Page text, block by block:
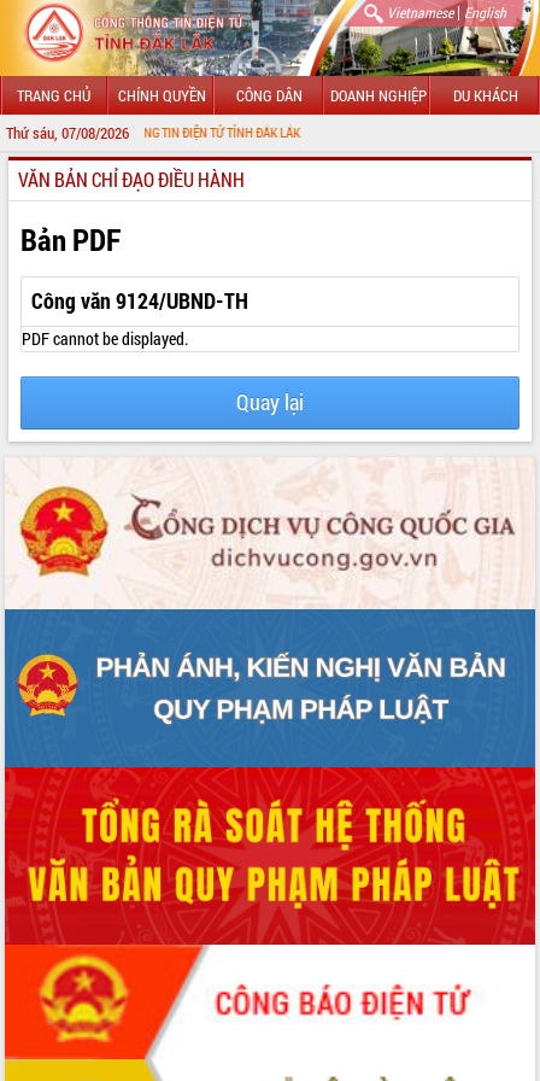
Vietnamese| English
TRANG CHỦ CHÍNH QUYỀN CÔNG DÂN DOANH NGHIỆP DU KHÁCH
Thứ sáu, 07/08/2026
CỔNG THÔNG TIN ĐIỆN TỬ TỈNH ĐẮK LẮK
GIỚI THIỆU
LÃNH ĐẠO UBND TỈNH
TIN TỨC SỰ KIỆN
SỞ, BAN, NGÀNH
UBND CÁC XÃ, PHƯỜNG
THÔNG TIN CHỈ ĐẠO ĐIỀU HÀNH
VĂN BẢN HĐND TỈNH
ĐIỂM TIN VĂN BẢN
VĂN BẢN CHỈ ĐẠO ĐIỀU HÀNH
Bản PDF
Công văn 9124/UBND-TH
PDF cannot be displayed.
Quay lại